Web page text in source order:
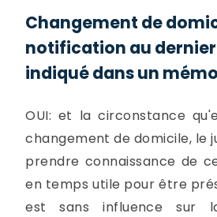
Changement de
notification au
indiqué dans un
OUI: et la circonstance
changement de domicile, le
prendre connaissance de
en temps utile pour être
est sans influence sur